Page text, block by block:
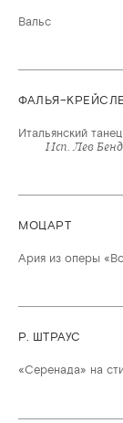
Вальс
Итальянский танец
Исп. Лев
МОЦАРТ
Ария из оперы
Р. ШТРАУС
«Серенада» на